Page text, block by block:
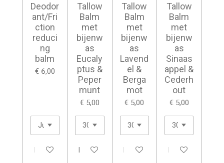
Deodor
ant/Fri
ction
reduci
ng
balm
€ 6,00
In winkelwagen
Tallow
Balm
met
bijenw
as
Eucaly
ptus &
Peper
munt
€ 5,00
In winkelwagen
Tallow
Balm
met
bijenw
as
Lavend
el &
Berga
mot
€ 5,00
In winkelwagen
Tallow
Balm
met
bijenw
as
Sinaas
appel &
Cederh
out
€ 5,00
In winkelwagen